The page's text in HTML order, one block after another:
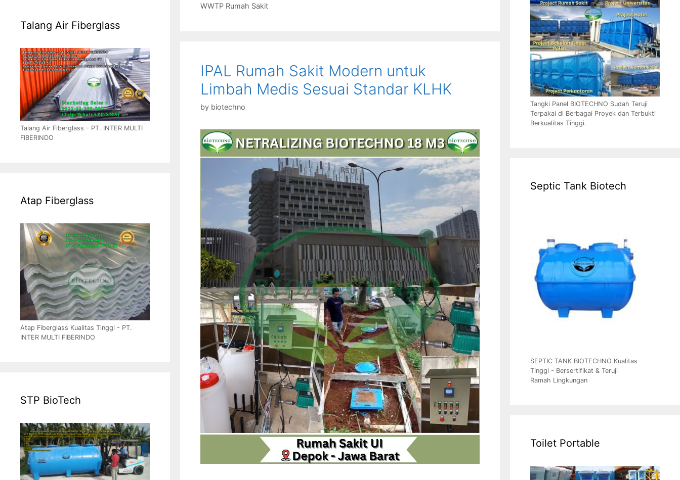
WWTP Rumah Sakit
IPAL Rumah Sakit Modern untuk
Limbah Medis Sesuai Standar KLHK
by biotechno
Talang Air Fiberglass
Talang Air Fiberglass - PT. INTER MULTI
FIBERINDO
Atap Fiberglass
Atap Fiberglass Kualitas Tinggi - PT.
INTER MULTI FIBERINDO
STP BioTech
Tangki Panel BIOTECHNO Sudah Teruji
Terpakai di Berbagai Proyek dan Terbukti
Berkualitas Tinggi.
Septic Tank Biotech
SEPTIC TANK BIOTECHNO Kualitas
Tinggi - Bersertifikat & Teruji
Ramah Lingkungan
Toilet Portable